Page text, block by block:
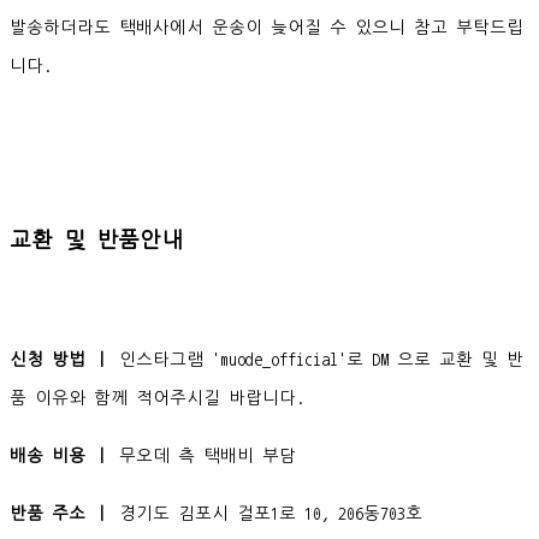
발송하더라도 택배사에서 운송이 늦어질 수 있으니 참고 부탁드립
니다.
교환 및 반품안내
신청 방법 ㅣ 인스타그램 'muode_official'로 DM 으로 교환 및 반
품 이유와 함께 적어주시길 바랍니다.
배송 비용 ㅣ 무오데 측 택배비 부담
반품 주소 ㅣ 경기도 김포시 걸포1로 10, 206동703호